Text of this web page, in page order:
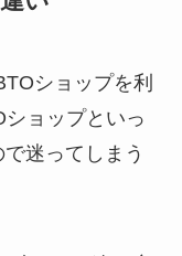
ショップを利
ョップといっ
迷ってしまう